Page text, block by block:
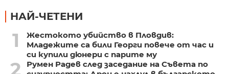
НАЙ-ЧЕТЕНИ
1
Жестокото убийство в Пловдив:
Младежите са били Георги повече от час и
си купили дюнери с парите му
Румен Радев след заседание на Съвета по